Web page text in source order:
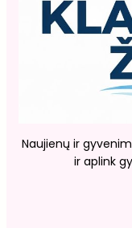
Naujienų ir
ir aplink